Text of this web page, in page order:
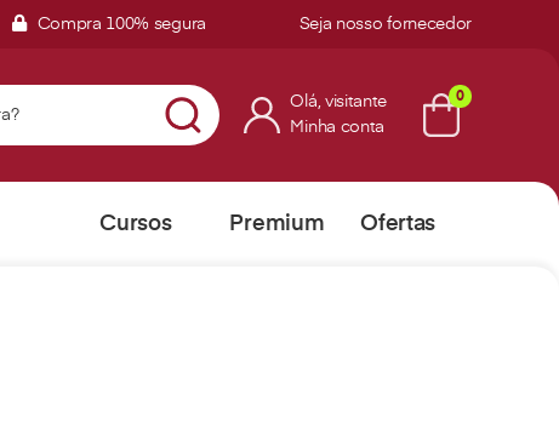
Compra 100% segura Seja nosso fornecedor
Olá, visitante
Minha conta
0
Cursos Premium Ofertas